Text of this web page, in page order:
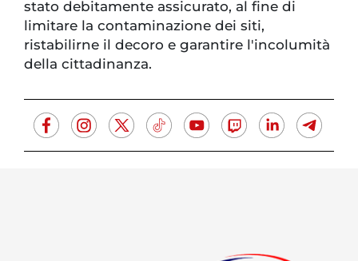
stato debitamente assicurato, al fine di
limitare la contaminazione dei siti,
ristabilirne il decoro e garantire l'incolumità
della cittadinanza.